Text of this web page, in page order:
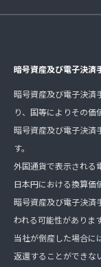
暗号資産及び電子決済
暗号資産及び電子決済
り、国等によりその価
暗号資産及び電子決済
す。
外国通貨で表示される
日本円における換算価
暗号資産及び電子決済
われる可能性があります
当社が倒産した場合に
返還することができな